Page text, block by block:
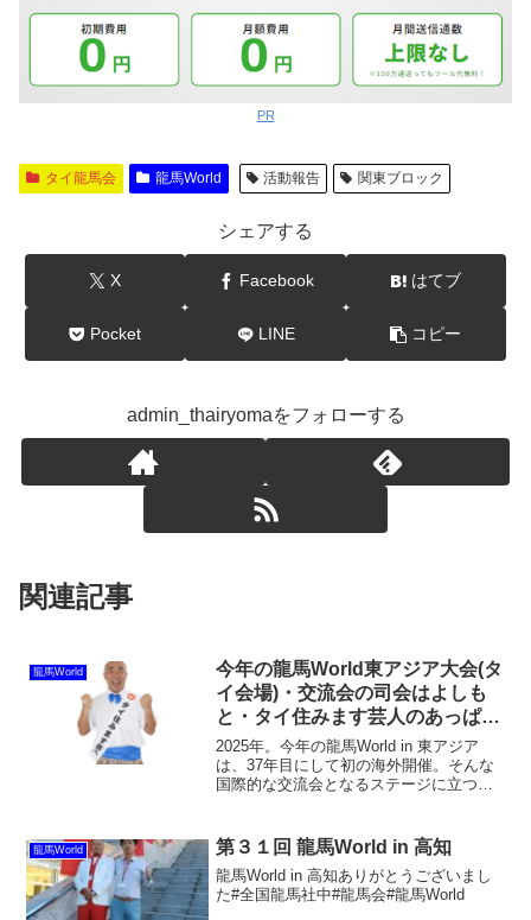
PR
タイ龍馬会 龍馬World 活動報告 関東ブロック
シェアする
X Facebook はてブ
Pocket LINE コピー
admin_thairyomaをフォローする
関連記事
龍馬World
今年の龍馬World東アジア大会(タ
イ会場)・交流会の司会はよしも
と・タイ住みます芸人のあっぱれ
コイズミさんに決定！
2025年。今年の龍馬World in 東アジア
は、37年目にして初の海外開催。そんな
国際的な交流会となるステージに立つの
て？」「タイにも住みます芸人っている
の？」と思...
龍馬World 第３１回 龍馬World in 高知
龍馬World in 高知ありがとうございまし
た#全国龍馬社中#龍馬会#龍馬World